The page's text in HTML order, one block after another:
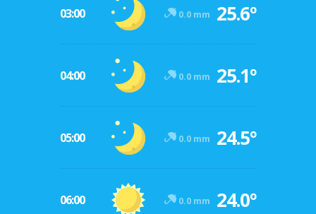
03:00 0.0 mm 25.6º
04:00 0.0 mm 25.1º
05:00 0.0 mm 24.5º
06:00 0.0 mm 24.0º